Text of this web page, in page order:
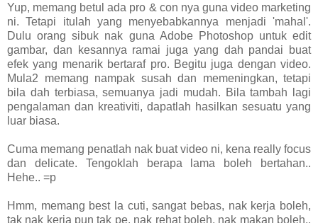
Yup, memang betul ada pro & con nya guna video marketing
ni. Tetapi itulah yang menyebabkannya menjadi 'mahal'.
Dulu orang sibuk nak guna Adobe Photoshop untuk edit
gambar, dan kesannya ramai juga yang dah pandai buat
efek yang menarik bertaraf pro. Begitu juga dengan video.
Mula2 memang nampak susah dan memeningkan, tetapi
bila dah terbiasa, semuanya jadi mudah. Bila tambah lagi
pengalaman dan kreativiti, dapatlah hasilkan sesuatu yang
luar biasa.
Cuma memang penatlah nak buat video ni, kena really focus
dan delicate. Tengoklah berapa lama boleh bertahan..
Hehe.. =p
Hmm, memang best la cuti, sangat bebas, nak kerja boleh,
tak nak kerja pun tak pe, nak rehat boleh, nak makan boleh..